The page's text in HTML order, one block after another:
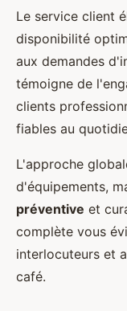
Le service client
disponibilité
aux demandes
témoigne de
clients
fiables au
L'approche
d'équipements,
préventive et
complète vous
interlocuteurs et
café.